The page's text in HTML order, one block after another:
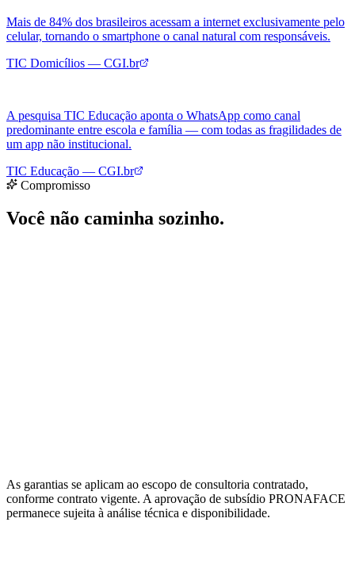
Compromisso
Você não caminha sozinho.
As garantias se aplicam ao escopo de consultoria contratado,
conforme contrato vigente. A aprovação de subsídio PRONAFACE
permanece sujeita à análise técnica e disponibilidade.